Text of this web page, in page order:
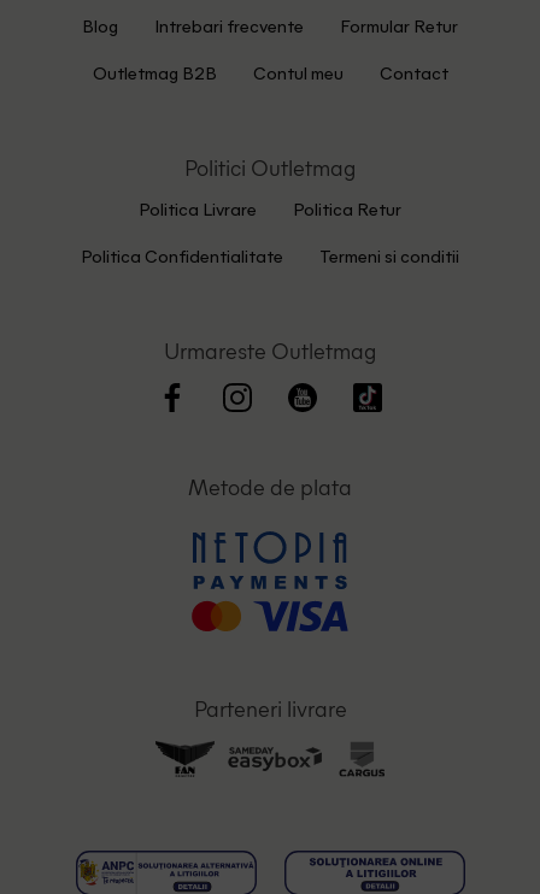
Blog Intrebari frecvente Formular Retur
Outletmag B2B Contul meu Contact
Politici Outletmag
Politica Livrare Politica Retur
Politica Confidentialitate Termeni si conditii
Urmareste Outletmag
Metode de plata
Parteneri livrare